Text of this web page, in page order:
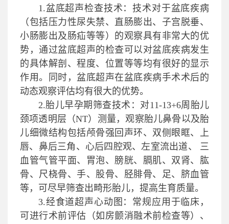
1.盆底超声检查技术：技术对于盆底疾病
（包括压力性尿失禁、直肠膨出、子宫脱垂、
小肠膨出及肠疝等等）的观察具有非常大的优
势，通过盆底超声的检查可以对盆底疾病发生
的具体解剖、程度、位置等等均有很好的显示
作用。同时，盆底超声在盆底疾病手术术后的
动态观察评估均有很大的优势。
2.胎儿早孕期筛查技术：对11-13+6周胎儿
颈项透明层（NT）测量，观察胎儿鼻骨以及胎
儿细微结构包括颅骨强回声环、双侧眼眶、上
唇、鼻后三角、心后四腔观、左室流出道、 三
血管气管平面、胃泡、膀胱、膈肌、双肾、肱
骨、尺桡骨、手、股骨、胫腓骨、足、脐血管
等，可尽早筛查出畸形胎儿，提高生育质量。
3.经食道超声心动图：常规应用于临床，
可进行术前评估（如房颤消融术前检查等）、